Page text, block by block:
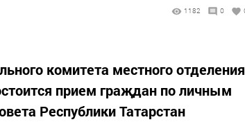
1182 0
комитета местного отделения
прием граҗдан по личным
Республики Татарстан